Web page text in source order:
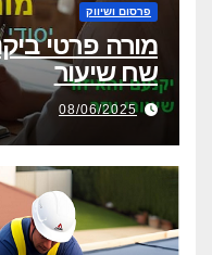
פרסום ושיווק
שח שיעור
08/06/2025